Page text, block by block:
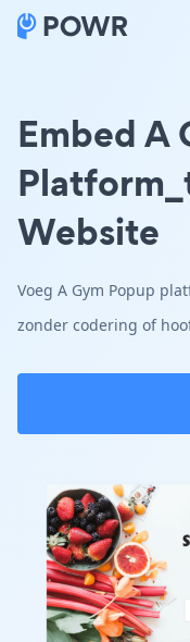
Embed A
Website
Voeg A Gym Popup
zonder codering of